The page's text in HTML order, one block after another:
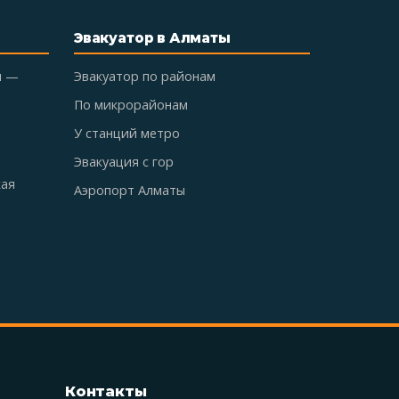
—
Эвакуатор в Алматы
Эвакуатор по районам
По микрорайонам
У станций метро
Эвакуация с гор
Аэропорт Алматы
Контакты